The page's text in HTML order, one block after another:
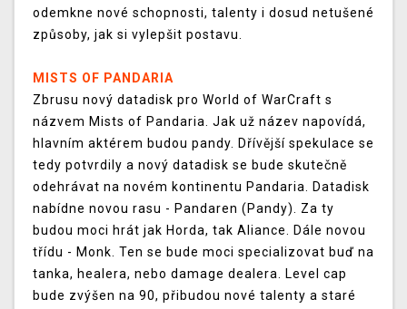
odemkne nové schopnosti, talenty i dosud netušené
způsoby, jak si vylepšit postavu.
MISTS OF PANDARIA
Zbrusu nový datadisk pro World of WarCraft s
názvem Mists of Pandaria. Jak už název napovídá,
hlavním aktérem budou pandy. Dřívější spekulace se
tedy potvrdily a nový datadisk se bude skutečně
odehrávat na novém kontinentu Pandaria. Datadisk
nabídne novou rasu - Pandaren (Pandy). Za ty
budou moci hrát jak Horda, tak Aliance. Dále novou
třídu - Monk. Ten se bude moci specializovat buď na
tanka, healera, nebo damage dealera. Level cap
bude zvýšen na 90, přibudou nové talenty a staré